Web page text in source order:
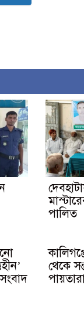
পালিত
থেকে